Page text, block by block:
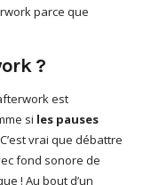
parce que
?
est
si les pauses
vrai que débattre
fond sonore de
! Au bout d’un